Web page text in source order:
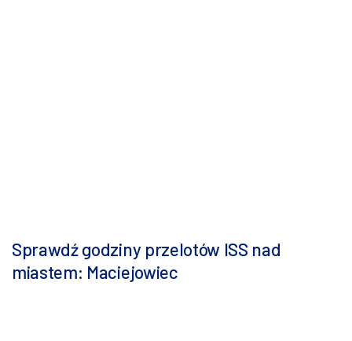
Sprawdź godziny przelotów ISS nad
miastem: Maciejowiec